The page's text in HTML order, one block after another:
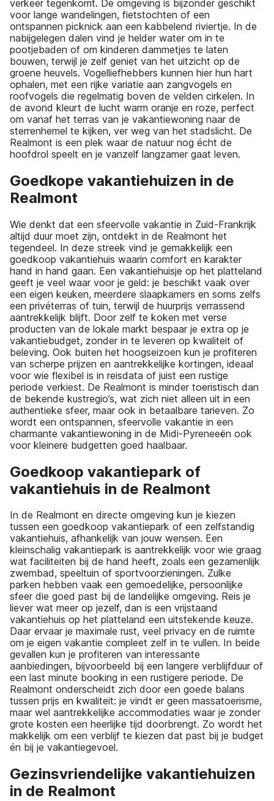
verkeer tegenkomt. De omgeving is bijzonder geschikt
voor lange wandelingen, fietstochten of een
ontspannen picknick aan een kabbelend riviertje. In de
nabijgelegen dalen vind je helder water om in te
pootjebaden of om kinderen dammetjes te laten
bouwen, terwijl je zelf geniet van het uitzicht op de
groene heuvels. Vogelliefhebbers kunnen hier hun hart
ophalen, met een rijke variatie aan zangvogels en
roofvogels die regelmatig boven de velden cirkelen. In
de avond kleurt de lucht warm oranje en roze, perfect
om vanaf het terras van je vakantiewoning naar de
sterrenhemel te kijken, ver weg van het stadslicht. De
Realmont is een plek waar de natuur nog écht de
hoofdrol speelt en je vanzelf langzamer gaat leven.
Goedkope vakantiehuizen in de
Realmont
Wie denkt dat een sfeervolle vakantie in Zuid-Frankrijk
altijd duur moet zijn, ontdekt in de Realmont het
tegendeel. In deze streek vind je gemakkelijk een
goedkoop vakantiehuis waarin comfort en karakter
hand in hand gaan. Een vakantiehuisje op het platteland
geeft je veel waar voor je geld: je beschikt vaak over
een eigen keuken, meerdere slaapkamers en soms zelfs
een privéterras of tuin, terwijl de huurprijs verrassend
aantrekkelijk blijft. Door zelf te koken met verse
producten van de lokale markt bespaar je extra op je
vakantiebudget, zonder in te leveren op kwaliteit of
beleving. Ook buiten het hoogseizoen kun je profiteren
van scherpe prijzen en aantrekkelijke kortingen, ideaal
voor wie flexibel is in reisdata of juist een rustige
periode verkiest. De Realmont is minder toeristisch dan
de bekende kustregio’s, wat zich niet alleen uit in een
authentieke sfeer, maar ook in betaalbare tarieven. Zo
wordt een ontspannen, sfeervolle vakantie in een
charmante vakantiewoning in de Midi-Pyreneeën ook
voor kleinere budgetten goed haalbaar.
Goedkoop vakantiepark of
vakantiehuis in de Realmont
In de Realmont en directe omgeving kun je kiezen
tussen een goedkoop vakantiepark of een zelfstandig
vakantiehuis, afhankelijk van jouw wensen. Een
kleinschalig vakantiepark is aantrekkelijk voor wie graag
wat faciliteiten bij de hand heeft, zoals een gezamenlijk
zwembad, speeltuin of sportvoorzieningen. Zulke
parken hebben vaak een gemoedelijke, persoonlijke
sfeer die goed past bij de landelijke omgeving. Reis je
liever wat meer op jezelf, dan is een vrijstaand
vakantiehuis op het platteland een uitstekende keuze.
Daar ervaar je maximale rust, veel privacy en de ruimte
om je eigen vakantie compleet zelf in te vullen. In beide
gevallen kun je profiteren van interessante
aanbiedingen, bijvoorbeeld bij een langere verblijfduur of
een last minute booking in een rustigere periode. De
Realmont onderscheidt zich door een goede balans
tussen prijs en kwaliteit: je vindt er geen massatoerisme,
maar wel aantrekkelijke accommodaties waar je zonder
grote kosten een heerlijke tijd doorbrengt. Zo wordt het
makkelijk om een verblijf te kiezen dat past bij je budget
én bij je vakantiegevoel.
Gezinsvriendelijke vakantiehuizen
in de Realmont